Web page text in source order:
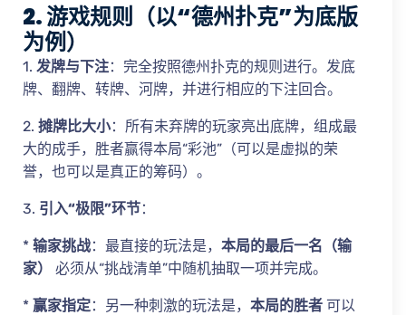
2. 游戏规则（以“德州扑克”为底版
为例）
1. 发牌与下注：完全按照德州扑克的规则进行。发底
牌、翻牌、转牌、河牌，并进行相应的下注回合。
2. 摊牌比大小：所有未弃牌的玩家亮出底牌，组成最
大的成手，胜者赢得本局“彩池”（可以是虚拟的荣
誉，也可以是真正的筹码）。
3. 引入“极限”环节：
* 输家挑战：最直接的玩法是， 本局的最后一名（输
家）
必须从“挑战清单”中随机抽取一项并完成。
* 赢家指定：另一种刺激的玩法是， 本局的胜者 可以